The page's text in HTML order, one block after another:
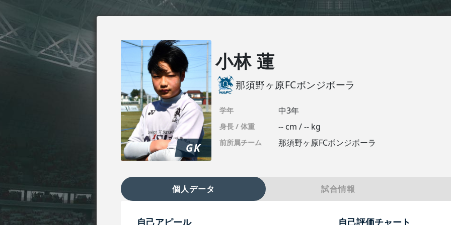
GK
小林 蓮
那須野ヶ原FCボンジボーラ
学年 中3年
身長 / 体重 -- cm / -- kg
前所属チーム 那須野ヶ原FCボンジボーラ
個人データ 試合情報
自己アピール 自己評価チャート